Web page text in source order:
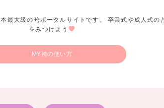
最大級の袴ポータルサイトです。 卒業式や成人式の
をみつけよう
MY袴の使い方